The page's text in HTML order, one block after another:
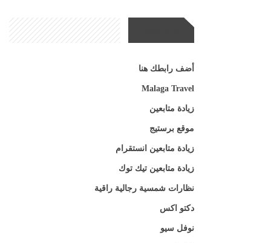
أضف رابطك هنا
Malaga Travel
زيادة متابعين
موقع برستيج
زيادة متابعين انستقرام
زيادة متابعين تيك توك
نظارات شمسية رجالية راقية
دكتو اكس
نوفل سيو